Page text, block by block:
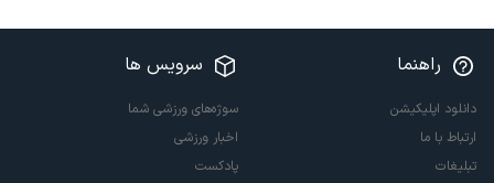
راهنما
دانلود اپلیکیشن
ارتباط با ما
تبلیغات
سرویس ها
سوژه‌های ورزشی شما
اخبار ورزشی
پادکست